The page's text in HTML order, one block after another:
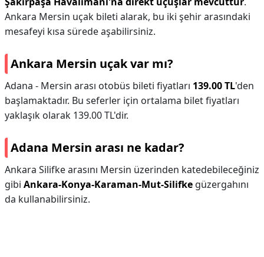
Ankara Mersin uçak bileti alarak, bu iki şehir arasındaki
mesafeyi kısa sürede aşabilirsiniz.
Ankara Mersin uçak var mı?
Adana - Mersin arası otobüs bileti fiyatları 139.00 TL'den
başlamaktadır. Bu seferler için ortalama bilet fiyatları
yaklaşık olarak 139.00 TL'dir.
Adana Mersin arası ne kadar?
Ankara Silifke arasını Mersin üzerinden katedebileceğiniz
gibi Ankara-Konya-Karaman-Mut-Silifke güzergahını
da kullanabilirsiniz.